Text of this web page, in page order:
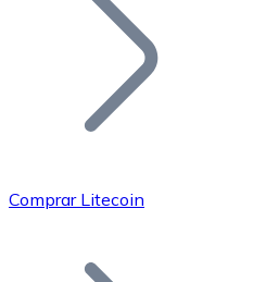
Bitcoin
Comprar Litecoin